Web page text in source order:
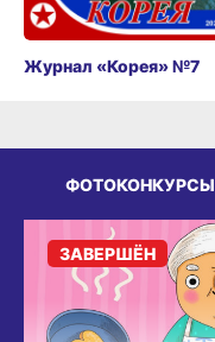
Журнал «Корея» №7
ФОТОКОНКУРСЫ
ЗАВЕРШЁН